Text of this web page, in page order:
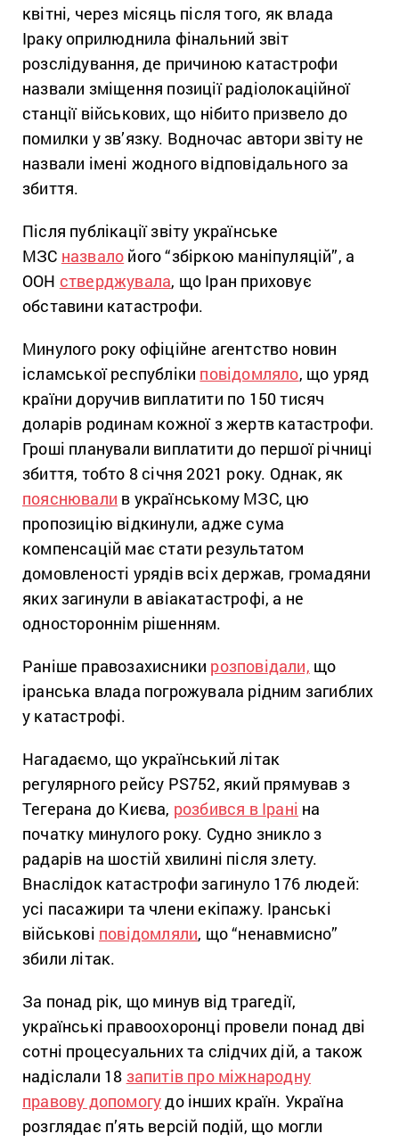
квітні, через місяць після того, як влада
Іраку оприлюднила фінальний звіт
розслідування, де причиною катастрофи
назвали зміщення позиції радіолокаційної
станції військових, що нібито призвело до
помилки у зв’язку. Водночас автори звіту не
назвали імені жодного відповідального за
збиття.
Після публікації звіту українське
МЗС назвало його “збіркою маніпуляцій”, а
ООН стверджувала, що Іран приховує
обставини катастрофи.
Минулого року офіційне агентство новин
ісламської республіки повідомляло, що уряд
країни доручив виплатити по 150 тисяч
доларів родинам кожної з жертв катастрофи.
Гроші планували виплатити до першої річниці
збиття, тобто 8 січня 2021 року. Однак, як
пояснювали в українському МЗС, цю
пропозицію відкинули, адже сума
компенсацій має стати результатом
домовленості урядів всіх держав, громадяни
яких загинули в авіакатастрофі, а не
одностороннім рішенням.
Раніше правозахисники розповідали, що
іранська влада погрожувала рідним загиблих
у катастрофі.
Нагадаємо, що український літак
регулярного рейсу PS752, який прямував з
Тегерана до Києва, розбився в Ірані на
початку минулого року. Судно зникло з
радарів на шостій хвилині після злету.
Внаслідок катастрофи загинуло 176 людей:
усі пасажири та члени екіпажу. Іранські
військові повідомляли, що “ненавмисно”
збили літак.
За понад рік, що минув від трагедії,
українські правоохоронці провели понад дві
сотні процесуальних та слідчих дій, а також
надіслали 18 запитів про міжнародну
правову допомогудо інших країн. Україна
розглядає п’ять версій подій, що могли